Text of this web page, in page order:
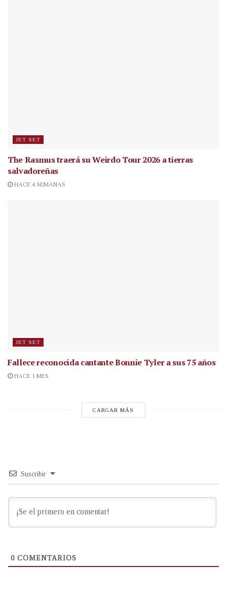
JET SET
The Rasmus traerá su Weirdo Tour 2026 a tierras
salvadoreñas
HACE 4 SEMANAS
JET SET
Fallece reconocida cantanteBonnie Tyler a sus 75 años
HACE 1 MES
CARGAR MÁS
Suscribir
0 COMENTARIOS